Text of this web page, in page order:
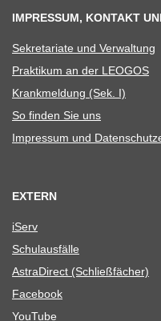
IMPRESSUM, KONTAKT
Sekre­ta­riate und Verwaltung
Prak­ti­kum an der LEOGOS
Krank­mel­dung (Sek. I)
So fin­den Sie uns
Impres­sum und
EXTERN
iServ
Schul­aus­fälle
Astra­Di­rect (Schließ­fä­cher)
Face­book
You­Tube